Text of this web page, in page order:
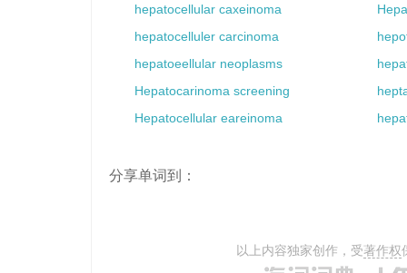
hepatocellular caxeinoma
hepatocelluler carcinoma
hepatoeellular neoplasms
Hepatocarinoma screening
Hepatocellular eareinoma
分享单词到：
以上内容独家创作，受著作权